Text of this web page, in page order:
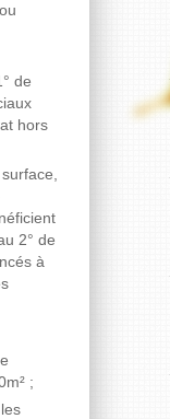
de
hors
2° de
à
;